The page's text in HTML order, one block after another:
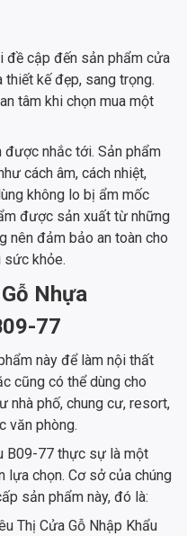
đề cập đến sản phẩm cửa
kế đẹp, sang trọng.
tâm khi chọn mua một
được nhắc tới. Sản phẩm
cách âm, cách nhiệt,
không lo bị ẩm mốc
được sản xuất từ những
nên đảm bảo an toàn cho
sức khỏe.
Nhựa
77
này để làm nội thất
cũng có thể dùng cho
nhà phố, chung cư, resort,
văn phòng.
B09-77 thực sự là một
lựa chọn. Cơ sở của chúng
sản phẩm này, đó là:
Thị Cửa Gỗ Nhập Khẩu